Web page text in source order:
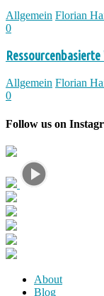
Allgemein Florian
0
Allgemein Florian
0
Follow us on
About
Blog